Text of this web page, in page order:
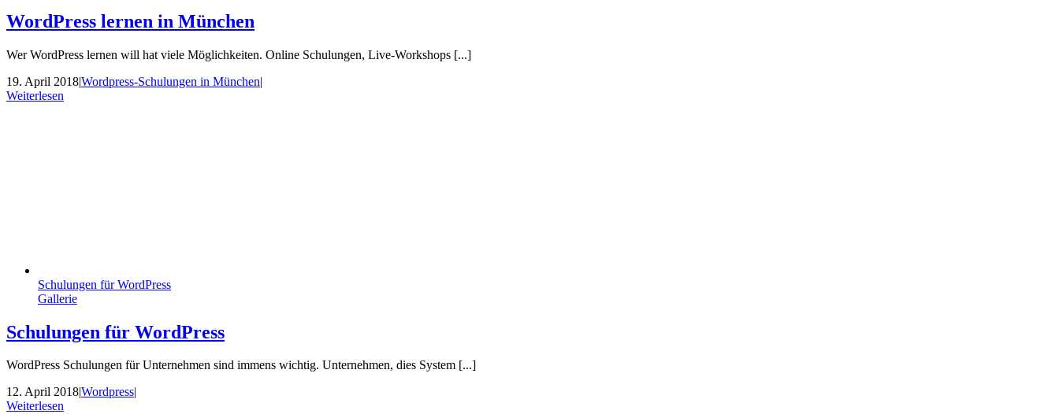
WordPress lernen in München
Wer WordPress lernen will hat viele Möglichkeiten. Online Schulungen, Live-Workshops [...]
19. April 2018|Wordpress-Schulungen in München|
Weiterlesen
Schulungen für WordPress
Gallerie
Schulungen für WordPress
WordPress Schulungen für Unternehmen sind immens wichtig. Unternehmen, dies System [...]
12. April 2018|Wordpress|
Weiterlesen